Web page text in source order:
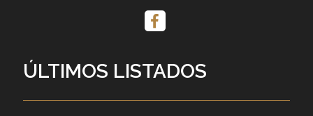
ÚLTIMOS LISTADOS